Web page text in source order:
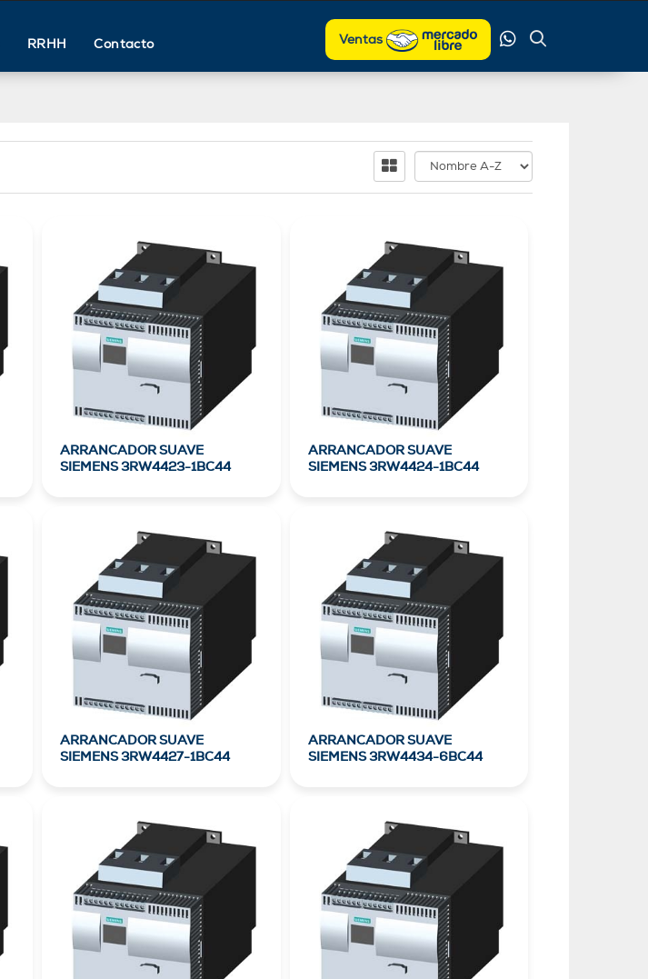
Ventas
RRHH Contacto
ARRANCADOR SUAVE
SIEMENS 3RW4423-1BC44
ARRANCADOR SUAVE
SIEMENS 3RW4424-1BC44
ARRANCADOR SUAVE
SIEMENS 3RW4427-1BC44
ARRANCADOR SUAVE
SIEMENS 3RW4434-6BC44